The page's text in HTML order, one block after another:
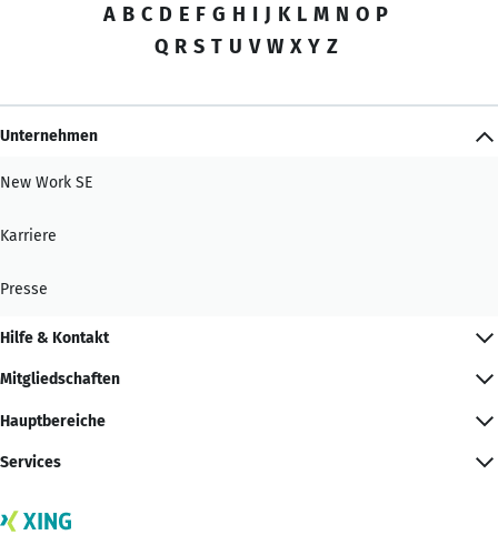
A B C D E F G H I J K L M N O P
Q R S T U V W X Y Z
Unternehmen
New Work SE
Karriere
Presse
Hilfe & Kontakt
Mitgliedschaften
Hauptbereiche
Services